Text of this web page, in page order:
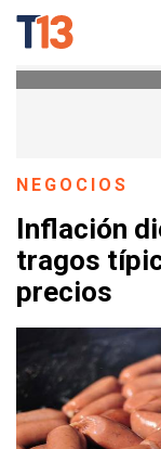
NEGOCIOS
Inflación
tragos
precios